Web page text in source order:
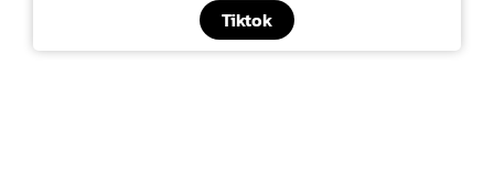
Tiktok